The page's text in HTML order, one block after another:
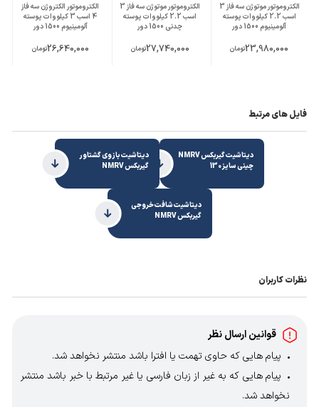
الکتروموتور موتوژن سه فاز 3
اسب 2.2 کیلووات پوسته
آلومینیوم 1500 دور
23,980,000تومان
الکتروموتور موتوژن سه فاز 3
اسب 2.2 کیلووات پوسته
چدنی 1500 دور
27,740,000تومان
الکتروموتور الکتروژن سه فاز
4 اسب 3 کیلووات پوسته
آلومینیوم 1500 دور
26,640,000تومان
فایل های مرتبط
دیتاشیت گیربکس NMRV
چینی سایز 130
دیتاشیت بازوی گشتاور
گیربکس NMRV
دیتاشیت شافت خروجی
گیربکس NMRV
نظرات کاربران
قوانین ارسال نظر
پیام هایی که حاوی تهمت یا افترا باشد منتشر نخواهد شد.
پیام هایی که به غیر از زبان فارسی یا غیر مرتبط با خبر باشد منتشر
نخواهد شد.